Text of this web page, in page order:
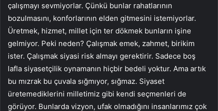
çalışmayı sevmiyorlar. Çünkü bunlar rahatlarının
bozulmasını, konforlarının elden gitmesini istemiyorlar.
Üretmek, hizmet, millet için ter dökmek bunların işine
gelmiyor. Peki neden? Çalışmak emek, zahmet, birikim
ister. Çalışmak siyasi risk almayı gerektirir. Sadece boş
lafla siyasetçilik oynamanın hiçbir bedeli yoktur. Ama artık
bu mızrak bu çuvala sığmıyor, sığmaz. Siyaset
üretemediklerini milletimiz gibi kendi seçmenleri de
görüyor. Bunlarda vizyon, ufak olmadığını insanlarımız çok